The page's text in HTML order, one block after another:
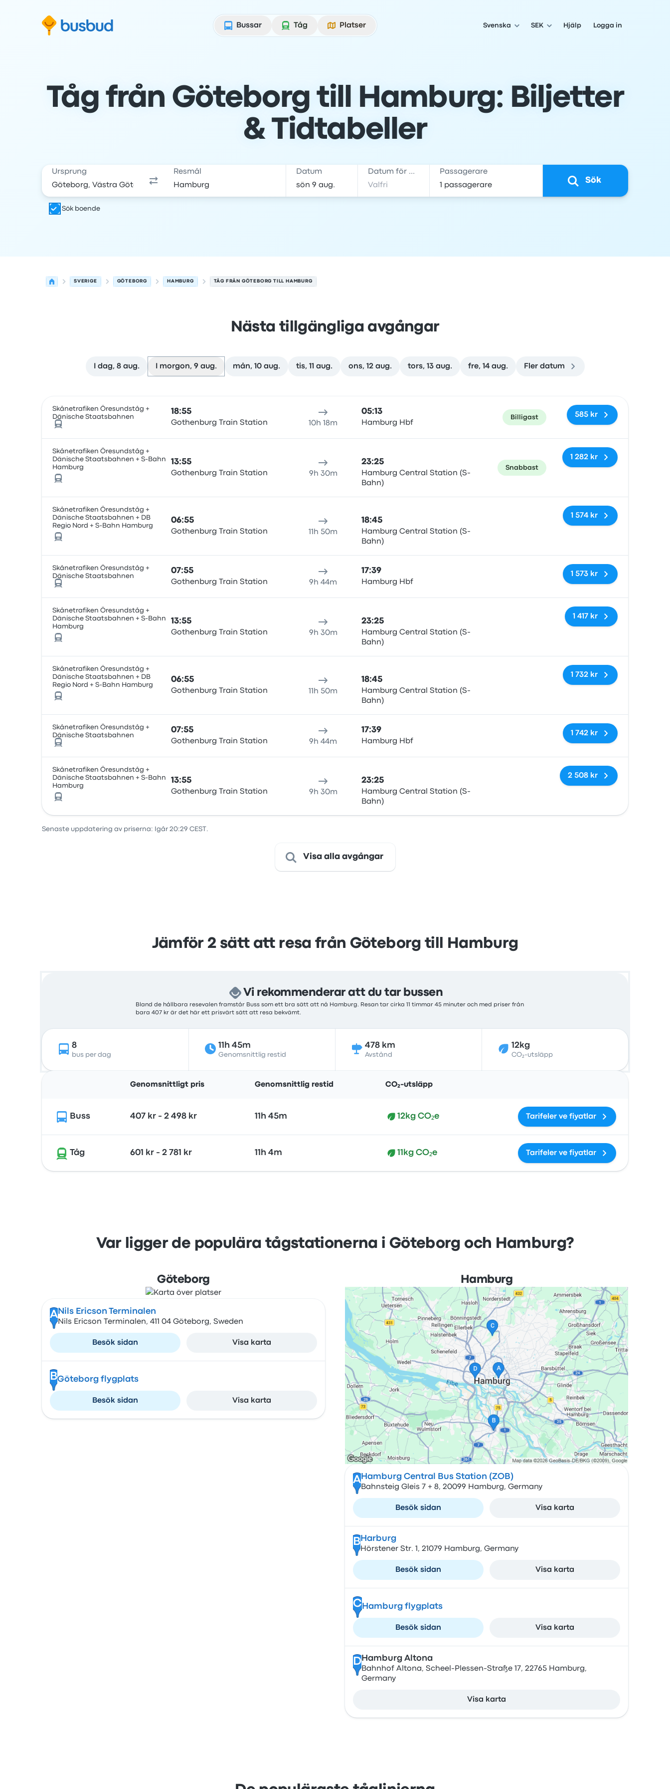
Bussar
Tåg Platser Svenska SEK Hjälp Logga in
Tåg från Göteborg till Hamburg: Biljetter
& Tidtabeller
Ursprung Resmål Datum Datum för hemresa Passagerare
Sök
Sök boende
SVERIGE GÖTEBORG HAMBURG TÅG FRÅN GÖTEBORG TILL HAMBURG
Nästa tillgängliga avgångar
I dag, 8 aug. I morgon, 9 aug. mån, 10 aug. tis, 11 aug. ons, 12 aug. tors, 13 aug. fre, 14 aug. Fler datum
Skånetrafiken Öresundståg +
Dänische Staatsbahnen
18:55
Gothenburg Train Station 10h 18m
05:13
Hamburg Hbf
Billigast 585 kr
Skånetrafiken Öresundståg +
Dänische Staatsbahnen + S-Bahn
Hamburg
13:55
Gothenburg Train Station 9h 30m
23:25
Hamburg Central Station (S-
Bahn)
Snabbast
1 282 kr
Skånetrafiken Öresundståg +
Dänische Staatsbahnen + DB
Regio Nord + S-Bahn Hamburg
06:55
Gothenburg Train Station 11h 50m
18:45
Hamburg Central Station (S-
Bahn)
Inga taggar
1 574 kr
Skånetrafiken Öresundståg +
Dänische Staatsbahnen
07:55
Gothenburg Train Station 9h 44m
17:39
Hamburg Hbf
Inga taggar
1 573 kr
Skånetrafiken Öresundståg +
Dänische Staatsbahnen + S-Bahn
Hamburg
13:55
Gothenburg Train Station 9h 30m
23:25
Hamburg Central Station (S-
Bahn)
Inga taggar
1 417 kr
Skånetrafiken Öresundståg +
Dänische Staatsbahnen + DB
Regio Nord + S-Bahn Hamburg
06:55
Gothenburg Train Station 11h 50m
18:45
Hamburg Central Station (S-
Bahn)
Inga taggar
1 732 kr
Skånetrafiken Öresundståg +
Dänische Staatsbahnen
07:55
Gothenburg Train Station 9h 44m
17:39
Hamburg Hbf
Inga taggar
1 742 kr
Skånetrafiken Öresundståg +
Dänische Staatsbahnen + S-Bahn
Hamburg
13:55
Gothenburg Train Station 9h 30m
23:25
Hamburg Central Station (S-
Bahn)
Inga taggar
2 508 kr
Senaste uppdatering av priserna: Igår 20:29 CEST.
Visa alla avgångar
Jämför 2 sätt att resa från Göteborg till Hamburg
Vi rekommenderar att du tar bussen
Bland de hållbara resevalen framstår Buss som ett bra sätt att nå Hamburg. Resan tar cirka 11 timmar 45 minuter och med priser från
bara 407 kr är det här ett prisvärt sätt att resa bekvämt.
8
bus per dag
11h 45m
Genomsnittlig restid
478 km
Avstånd
12kg
CO₂-utsläpp
Genomsnittligt pris Genomsnittlig restid CO₂-utsläpp
Buss 407 kr - 2 498 kr 11h 45m 12kg CO₂e Tarifeler ve fiyatlar
Tåg 601 kr - 2 781 kr 11h 4m 11kg CO₂e Tarifeler ve fiyatlar
Var ligger de populära tågstationerna i Göteborg och Hamburg?
Göteborg
A Nils Ericson Terminalen
Nils Ericson Terminalen, 411 04 Göteborg, Sweden
Besök sidan Visa karta
BGöteborg flygplats
Besök sidan Visa karta
Hamburg
A Hamburg Central Bus Station (ZOB)
Bahnsteig Gleis 7 + 8, 20099 Hamburg, Germany
Besök sidan Visa karta
B Harburg
Hörstener Str. 1, 21079 Hamburg, Germany
Besök sidan Visa karta
C Hamburg flygplats
Besök sidan Visa karta
DHamburg Altona
Bahnhof Altona, Scheel-Plessen-Straße 17, 22765 Hamburg,
Germany
Visa karta